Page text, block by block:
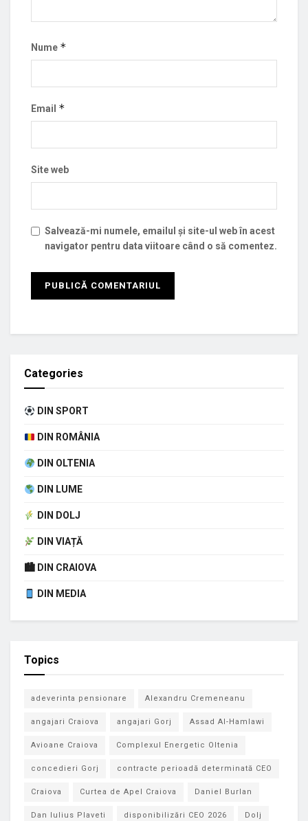
Nume *
Email *
Site web
Salvează-mi numele, emailul și site-ul web în acest
navigator pentru data viitoare când o să comentez.
Categories
DIN SPORT
DIN ROMÂNIA
DIN OLTENIA
DIN LUME
DIN DOLJ
DIN VIAȚĂ
🏙 DIN CRAIOVA
DIN MEDIA
Topics
adeverinta pensionare Alexandru Cremeneanu
angajari Craiova angajari Gorj Assad Al-Hamlawi
Avioane Craiova Complexul Energetic Oltenia
concedieri Gorj contracte perioadă determinată CEO
Craiova Curtea de Apel Craiova Daniel Burlan
Dan Iulius Plaveti disponibilizări CEO 2026 Dolj